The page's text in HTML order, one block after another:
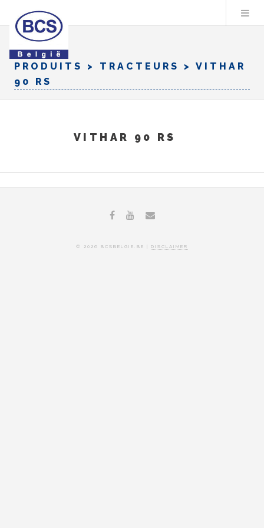
PRODUITS > TRACTEURS
> VITHAR
90 RS
VITHAR 90 RS
© 2026 BCSBELGIE.BE | DISCLAIMER